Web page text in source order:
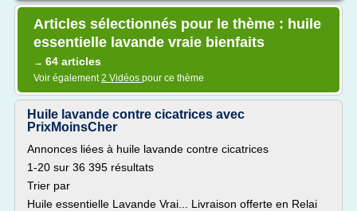
Articles sélectionnés pour le thème : huile
essentielle lavande vraie bienfaits
→ 64 articles
Voir également2 Vidéos pour ce thème
Huile lavande contre cicatrices avec
PrixMoinsCher
Annonces liées à huile lavande contre cicatrices
1-20 sur 36 395 résultats
Trier par
Huile essentielle Lavande Vrai... Livraison offerte en Relai